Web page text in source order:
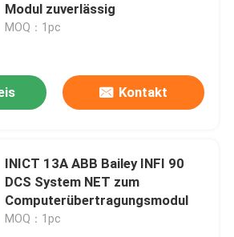
Modul zuverlässig
MOQ：1pc
Kontakt
INICT 13A ABB Bailey INFI 90
DCS System NET zum
Computerübertragungsmodul
MOQ：1pc